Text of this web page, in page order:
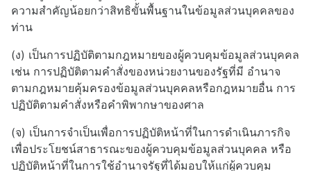
ความสำคัญน้อยกว่าสิทธิขั้นพื้นฐานในข้อมูลส่วนบุคคลของ
ท่าน
(ง) เป็นการปฏิบัติตามกฎหมายของผู้ควบคุมข้อมูลส่วนบุคคล
เช่น การปฏิบัติตามคำสั่งของหน่วยงานของรัฐที่มี อำนาจ
ตามกฎหมายคุ้มครองข้อมูลส่วนบุคคลหรือกฎหมายอื่น การ
ปฏิบัติตามคำสั่งหรือคำพิพากษาของศาล
(จ) เป็นการจำเป็นเพื่อการปฏิบัติหน้าที่ในการดำเนินภารกิจ
เพื่อประโยชน์สาธารณะของผู้ควบคุมข้อมูลส่วนบุคคล หรือ
ปฏิบัติหน้าที่ในการใช้อำนาจรัฐที่ได้มอบให้แก่ผู้ควบคุม